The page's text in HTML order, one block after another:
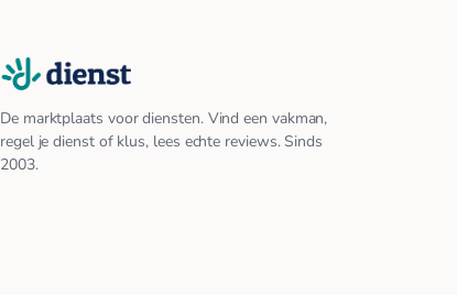
De marktplaats voor diensten. Vind een vakman,
regel je dienst of klus, lees echte reviews. Sinds
2003.